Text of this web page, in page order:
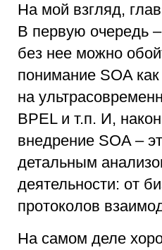
На мой взгляд,
В первую очередь
без нее можно
понимание SOA
на
ВPEL и т.п. И,
внедрение SOA –
детальным
деятельности: от
протоколов
На самом деле